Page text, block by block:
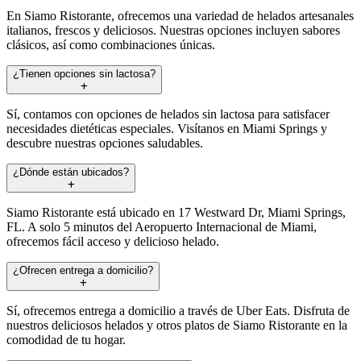
En Siamo Ristorante, ofrecemos una variedad de helados artesanales
italianos, frescos y deliciosos. Nuestras opciones incluyen sabores
clásicos, así como combinaciones únicas.
¿Tienen opciones sin lactosa?
Sí, contamos con opciones de helados sin lactosa para satisfacer
necesidades dietéticas especiales. Visítanos en Miami Springs y
descubre nuestras opciones saludables.
¿Dónde están ubicados?
Siamo Ristorante está ubicado en 17 Westward Dr, Miami Springs,
FL. A solo 5 minutos del Aeropuerto Internacional de Miami,
ofrecemos fácil acceso y delicioso helado.
¿Ofrecen entrega a domicilio?
Sí, ofrecemos entrega a domicilio a través de Uber Eats. Disfruta de
nuestros deliciosos helados y otros platos de Siamo Ristorante en la
comodidad de tu hogar.